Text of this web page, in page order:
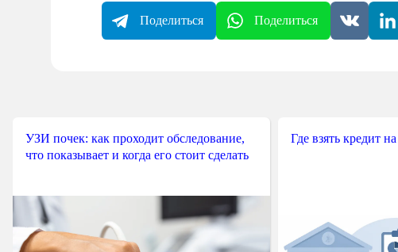
Поделиться Поделиться
УЗИ почек: как проходит обследование,
что показывает и когда его стоит сделать
Где взять кредит